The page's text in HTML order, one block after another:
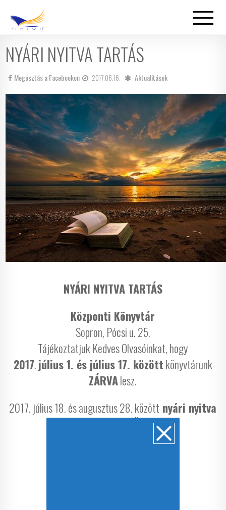
NYÁRI NYITVA TARTÁS
Megosztás a Facebookon 2017.06.16. Aktualitások
NYÁRI NYITVA TARTÁS
Központi Könyvtár
Sopron, Pócsi u. 25.
Tájékoztatjuk Kedves Olvasóinkat, hogy
2017.július 1. és július 17. közöttkönyvtárunk
ZÁRVAlesz.
2017. július 18. és augusztus 28. között nyári nyitva
várjuk Önöket.